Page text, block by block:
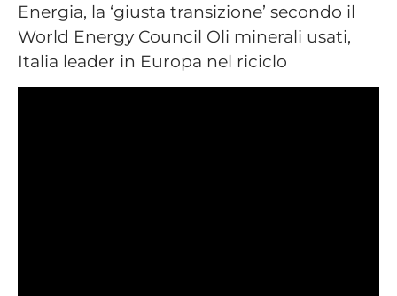
Energia, la ‘giusta transizione’ secondo il
World Energy Council Oli minerali usati,
Italia leader in Europa nel riciclo